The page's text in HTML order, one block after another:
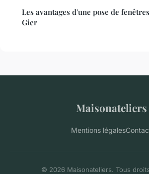
Les avantages d'une pose de
Gier
Maisonateliers
Mentions légales
© 2026 Maisonateliers. Tous